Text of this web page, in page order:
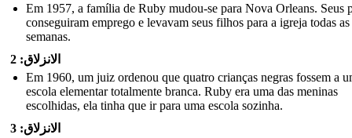
Em 1957, a família de Ruby mudou-se para Nova Orleans. Seus
conseguiram emprego e levavam seus filhos para a igreja todas as
semanas.
الانزلاق: 2
Em 1960, um juiz ordenou que quatro crianças negras fossem a
escola elementar totalmente branca. Ruby era uma das meninas
escolhidas, ela tinha que ir para uma escola sozinha.
الانزلاق: 3